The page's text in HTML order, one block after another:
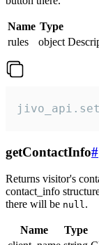
Name Type
rules
object
getContactInfo#
Returns visitor's
contact_info
there will be null.
Name Type